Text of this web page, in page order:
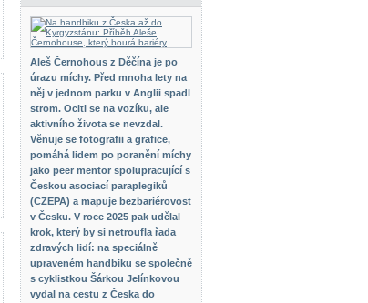
Aleš Černohous z Děčína je po
úrazu míchy. Před mnoha lety na
něj v jednom parku v Anglii spadl
strom. Ocitl se na vozíku, ale
aktivního života se nevzdal.
Věnuje se fotografii a grafice,
pomáhá lidem po poranění míchy
jako peer mentor spolupracující s
Českou asociací paraplegiků
(CZEPA) a mapuje bezbariérovost
v Česku. V roce 2025 pak udělal
krok, který by si netroufla řada
zdravých lidí: na speciálně
upraveném handbiku se společně
s cyklistkou Šárkou Jelínkovou
vydal na cestu z Česka do